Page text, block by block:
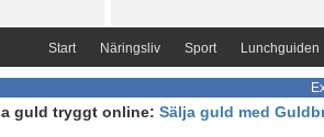
Start Näringsliv Sport Lunchguiden
guld tryggt online: Sälja guld med